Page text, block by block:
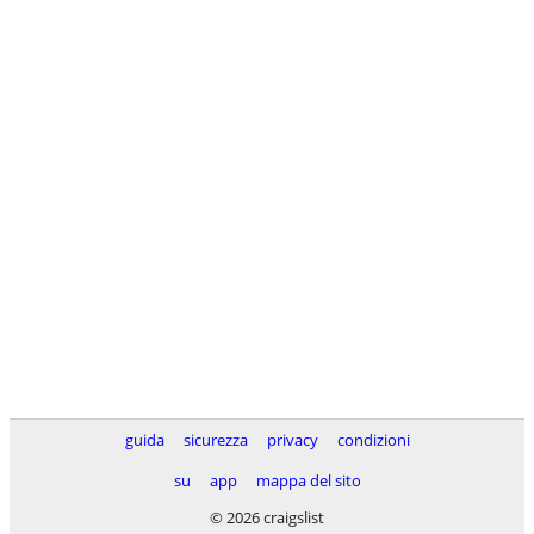
guida sicurezza privacy
condizioni
su
app
mappa del sito
© 2026 craigslist